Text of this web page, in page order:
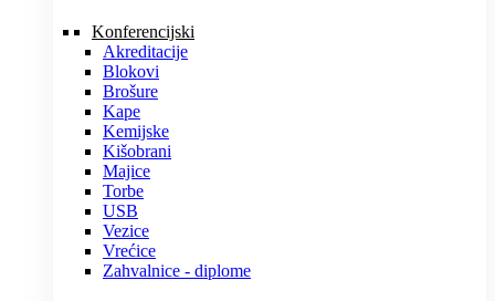
Konferencijski
Akreditacije
Blokovi
Brošure
Kape
Kemijske
Kišobrani
Majice
Torbe
USB
Vezice
Vrećice
Zahvalnice - diplome